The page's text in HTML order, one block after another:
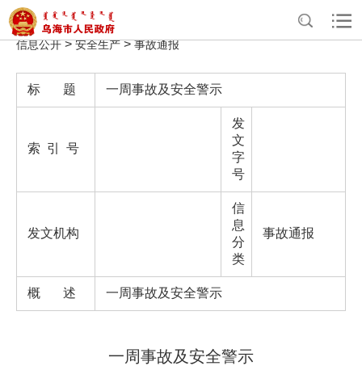
首页 >政务公开>政府信息公开
重点领域
信息公开>安全生产>事故通报
标 题 一周事故及安全警示
索 引 号
发
文
字
号
发文机构
信
息
分
类
事故通报
概 述 一周事故及安全警示
一周事故及安全警示